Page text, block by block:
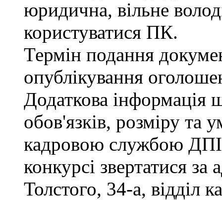
юридична, вільне
користуватися ПК.
Термін подання
опублікування
Додаткова інформація
обов'язків, розміру та
кадровою службою
конкурсі звертатися
Толстого, 34-а, відділ